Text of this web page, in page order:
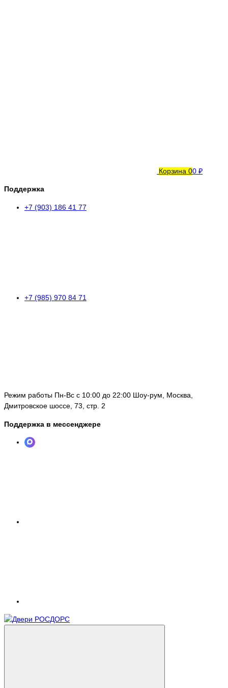
Корзина 00 ₽
Поддержка
+7 (903) 186 41 77
+7 (985) 970 84 71
Режим работы Пн-Вс с 10:00 до 22:00 Шоу-рум, Москва,
Дмитровское шоссе, 73, стр. 2
Поддержка в мессенджере